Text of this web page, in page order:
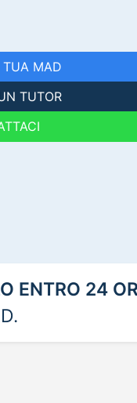
MAD
TUTOR
ENTRO 24